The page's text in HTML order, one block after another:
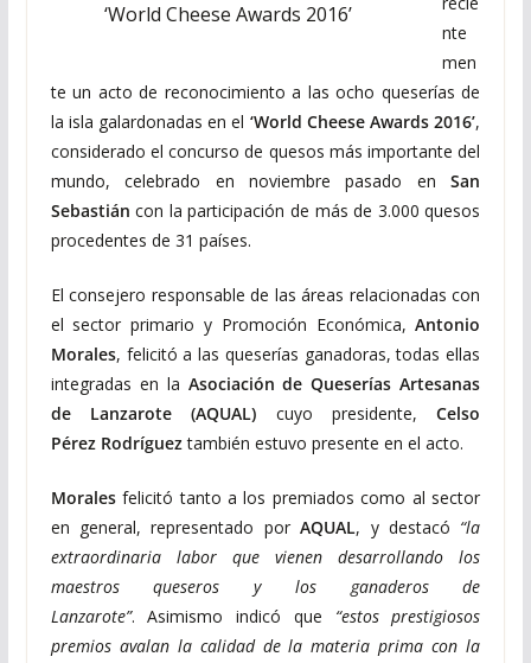
‘World Cheese Awards 2016’
nte
men
te un acto de reconocimiento a las ocho queserías de
la isla galardonadas en el ‘World Cheese Awards 2016’,
considerado el concurso de quesos más importante del
mundo, celebrado en noviembre pasado enSan
Sebastián con la participación de más de 3.000 quesos
procedentes de 31 países.
El consejero responsable de las áreas relacionadas con
el sector primario y Promoción Económica,Antonio
Morales, felicitó a las queserías ganadoras, todas ellas
integradas en la Asociación de Queserías Artesanas
de Lanzarote (AQUAL) cuyo presidente,Celso
Pérez Rodrígueztambién estuvo presente en el acto.
Moralesfelicitó tanto a los premiados como al sector
en general, representado porAQUAL, y destacó “la
extraordinaria labor que vienen desarrollando los
maestros queseros y los ganaderos de
Lanzarote”. Asimismo indicó que “estos prestigiosos
premios avalan la calidad de la materia prima con la